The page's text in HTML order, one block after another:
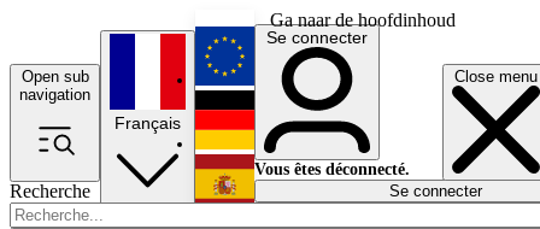
Ga naar de hoofdinhoud
Open sub
navigation
Close menu
Recherche
Français
English
Deutsch
Español
Se connecter
Vous êtes déconnecté.
Se connecter